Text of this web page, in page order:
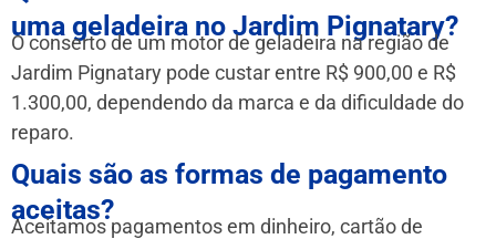
uma geladeira no Jardim Pignatary?
O conserto de um motor de geladeira na região de
Jardim Pignatary pode custar entre R$ 900,00 e R$
1.300,00, dependendo da marca e da dificuldade do
reparo.
Quais são as formas de pagamento
aceitas?
Aceitamos pagamentos em dinheiro, cartão de